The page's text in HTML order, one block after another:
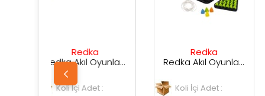
Koli İçi Adet :
Sunman
Koli İçi Adet :